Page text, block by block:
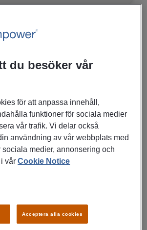
LÄS MER
internlogistik
du besöker vår
för att anpassa innehåll,
funktioner för sociala medier
vår trafik. Vi delar också
användning av vår webbplats med
sociala medier, annonsering och
i vårCookie Notice
Acceptera alla cookies